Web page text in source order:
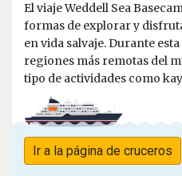
El viaje Weddell Sea
formas de explorar y
en vida salvaje. Durante
regiones más remotas del
tipo de actividades como
Ir a la página de cruceros